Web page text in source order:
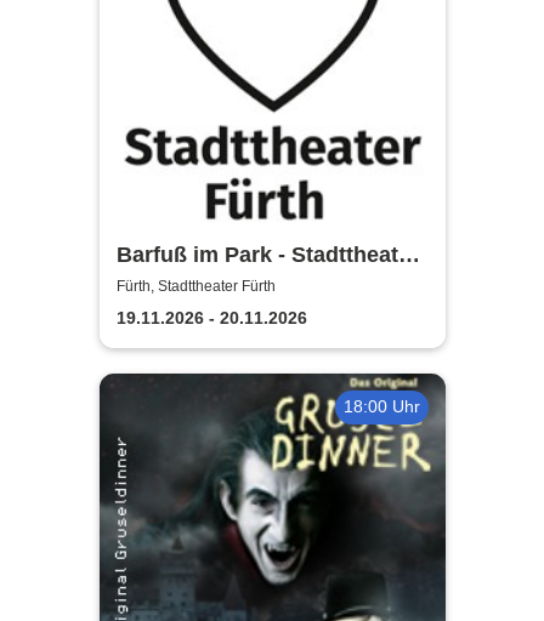
Barfuß im Park - Stadttheater
Fürth
Fürth, Stadttheater Fürth
19.11.2026 - 20.11.2026
18:00 Uhr